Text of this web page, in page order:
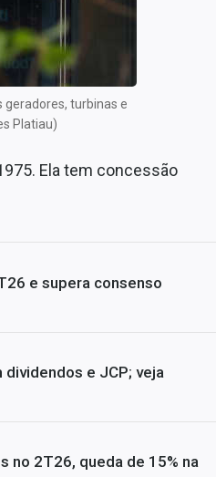
turbinas e
Platiau)
Ela tem concessão
e supera consenso
e JCP; veja
no 2T26, queda de 15% na